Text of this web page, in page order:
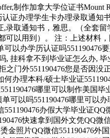
制作加拿大学位证书Mount
证办理学生卡办理录取通知
录取通知书，雅思。（全套留
可以用到）。 注：上述材料
以办学历认证吗551190476
, 挂科拿不到毕业证怎么办,
门外551190476您是否因没
办理本科/硕士毕业证
哪里可以制作美国毕
可以吗551190476哪里可以
办假大学毕业证QQ
快速拿到国外文凭QQ微
金照片QQ微信551190476外